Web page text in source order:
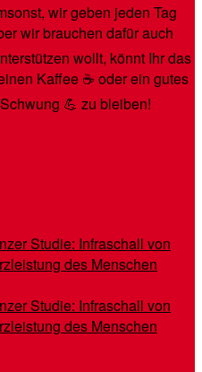
wir geben jeden Tag
wir brauchen dafür auch
wollt, könnt Ihr das
Kaffee ☕️ oder ein gutes
💪 zu bleiben!
Studie: Infraschall von
des Menschen
Studie: Infraschall von
des Menschen